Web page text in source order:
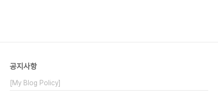
공지사항
[My Blog Policy]